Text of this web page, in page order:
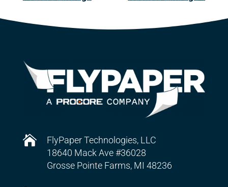

FlyPaper Technologies, LLC
18640 Mack Ave #36028
Grosse Pointe Farms, MI 48236